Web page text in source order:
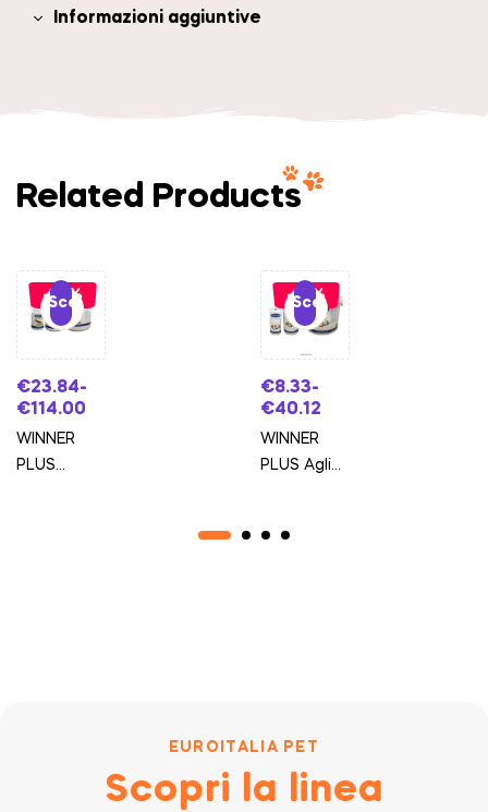
Informazioni aggiuntive
Related Products
-35%
Scegli
€23.84-
€114.00
WINNER
PLUS
-15%
Scegli
€8.33-
€40.12
WINNER
PLUS Aglio
Naturale
EUROITALIA PET
Scopri la linea